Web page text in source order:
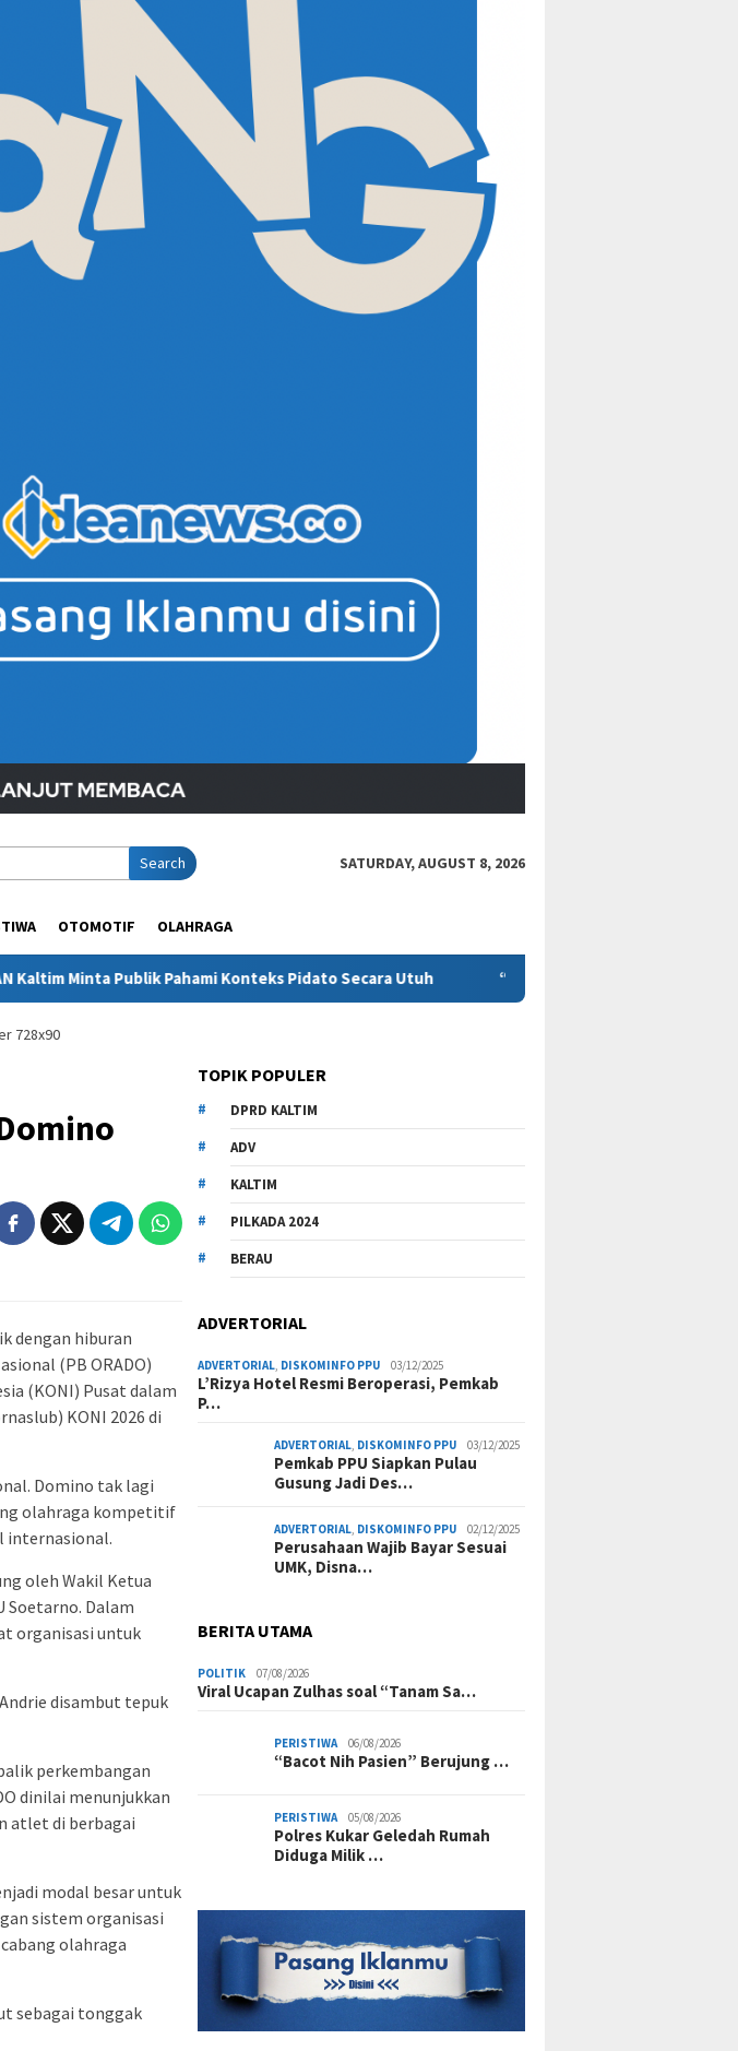
Search SATURDAY, AUGUST 8, 2026
OTOMOTIF OLAHRAGA
Konteks Pidato Secara Utuh “Bacot Nih Pasien” Berujung Sanksi, Jejak Etika
dengan hiburan
(PB ORADO)
(KONI) Pusat dalam
KONI 2026 di
Domino tak lagi
olahraga kompetitif
internasional.
oleh Wakil Ketua
Soetarno. Dalam
organisasi untuk
disambut tepuk
perkembangan
dinilai menunjukkan
atlet di berbagai
modal besar untuk
sistem organisasi
olahraga
sebagai tonggak
TOPIK POPULER
DPRD KALTIM
ADV
KALTIM
PILKADA 2024
BERAU
ADVERTORIAL
ADVERTORIAL DISKOMINFO PPU 03/12/2025
L’Rizya Hotel Resmi Beroperasi, Pemkab
P…
ADVERTORIAL DISKOMINFO PPU 03/12/2025
Pemkab PPU Siapkan Pulau
Gusung Jadi Des…
ADVERTORIAL DISKOMINFO PPU 02/12/2025
Perusahaan Wajib Bayar Sesuai
UMK, Disna…
BERITA UTAMA
POLITIK 07/08/2026
Viral Ucapan Zulhas soal “Tanam Sa…
PERISTIWA 06/08/2026
“Bacot Nih Pasien” Berujung …
PERISTIWA 05/08/2026
Polres Kukar Geledah Rumah
Diduga Milik …